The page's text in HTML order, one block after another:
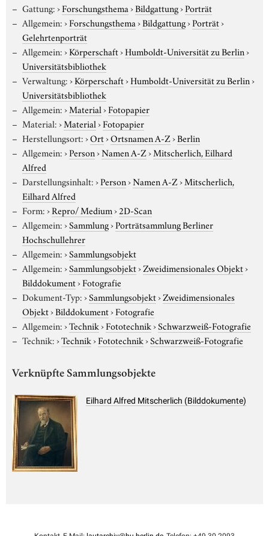
Gattung:›Forschungsthema›Bildgattung›Porträt
Allgemein:›Forschungsthema›Bildgattung›Porträt›
Gelehrtenporträt
Allgemein:›Körperschaft›Humboldt-Universität zu Berlin›
Universitätsbibliothek
Verwaltung:›Körperschaft›Humboldt-Universität zu Berlin›
Universitätsbibliothek
Allgemein:›Material›Fotopapier
Material:›Material›Fotopapier
Herstellungsort:›Ort›Ortsnamen A-Z›Berlin
Allgemein:›Person›Namen A-Z›Mitscherlich, Eilhard
Alfred
Darstellungsinhalt:›Person›Namen A-Z›Mitscherlich,
Eilhard Alfred
Form:›Repro/ Medium›2D-Scan
Allgemein:›Sammlung›Porträtsammlung Berliner
Hochschullehrer
Allgemein:›Sammlungsobjekt
Allgemein:›Sammlungsobjekt›Zweidimensionales Objekt›
Bilddokument›Fotografie
Dokument-Typ:›Sammlungsobjekt›Zweidimensionales
Objekt›Bilddokument›Fotografie
Allgemein:›Technik›Fototechnik›Schwarzweiß-Fotografie
Technik:›Technik›Fototechnik›Schwarzweiß-Fotografie
Verknüpfte Sammlungsobjekte
Eilhard Alfred Mitscherlich (Bilddokumente)